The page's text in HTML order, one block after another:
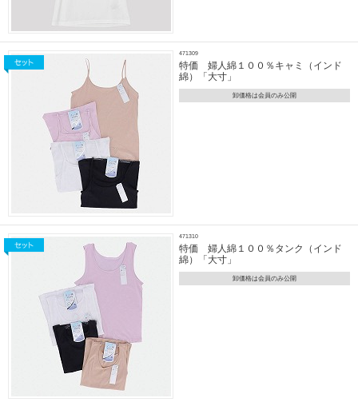
471309
特価 婦人綿１００％キャミ（インド
綿）「大寸」
卸価格は会員のみ公開
471310
特価 婦人綿１００％タンク（インド
綿）「大寸」
卸価格は会員のみ公開